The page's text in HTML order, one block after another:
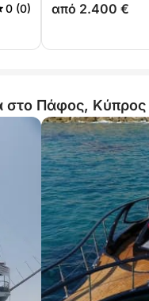
0 (0) από 2.400 €
στο Πάφος, Κύπρος